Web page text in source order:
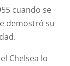
cuando se
demostró su
Chelsea lo